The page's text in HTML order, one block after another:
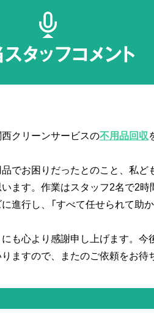
タッフコメント
クリーンサービスの不用品回収
でお困りだったとのこと、私ど
ます。作業はスタッフ2名で2時
進行し、「すべて任せられて助
も心より感謝申し上げます。今
ますので、またのご依頼をお待